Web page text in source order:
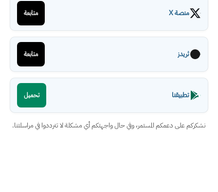
منصة X متابعة
ثريدز متابعة
تطبيقنا تحميل
نشكركم على دعمكم المستمر، وفي حال واجهتكم أي مشكلة لا تترددوا في مراسلتنا.